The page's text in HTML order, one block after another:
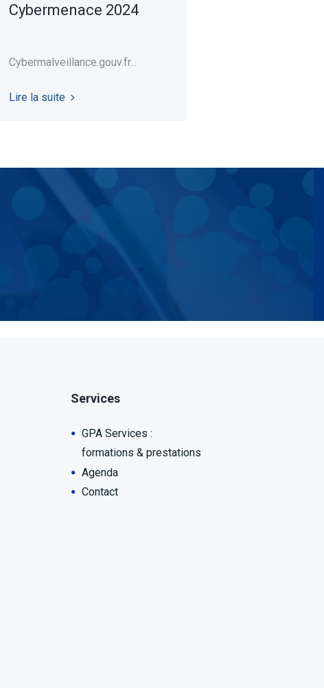
Cybermenace 2024
Cybermalveillance.gouv.fr...
Lire la suite
Services
GPA Services :
formations & prestations
Agenda
Contact